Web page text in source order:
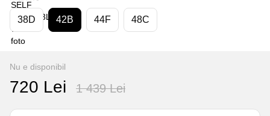
38D 42B 44F 48C
Nu e disponibil
720 Lei 1 439 Lei